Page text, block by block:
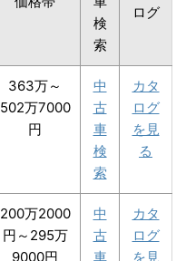
検
索
ログ
363万～
502万7000
円
中
古
車
検
索
カタ
ログ
を見
る
200万2000
円～295万
9000円
中
古
車
カタ
ログ
を見